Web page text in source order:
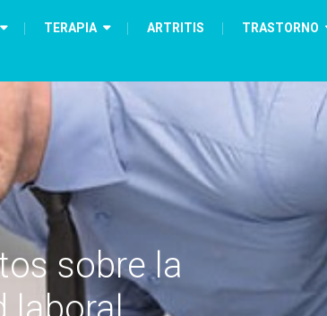
TERAPIA ARTRITIS TRASTORNO
sobre la